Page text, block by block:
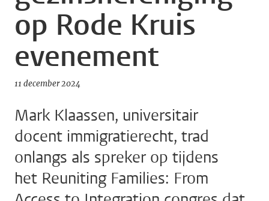
op Rode Kruis
evenement
11 december 2024
Mark Klaassen, universitair
docent immigratierecht, trad
onlangs als spreker op tijdens
het Reuniting Families: From